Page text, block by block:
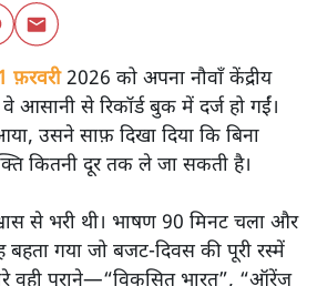
झा
बड़े बदलाव का वादा करता दिखता है,
कर पाया? नीतिगत झिझक, अधूरे सुधार
की आलोचनात्मक समीक्षा पढ़िए।